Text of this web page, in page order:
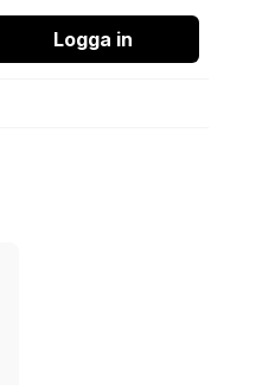
Logga in